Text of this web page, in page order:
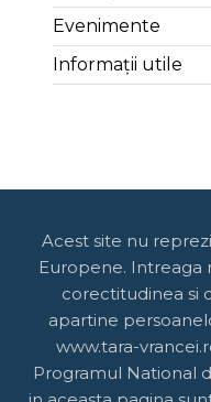
Evenimente
Informații utile
Acest site nu
Europene. Intreaga
corectitudinea si
apartine
www.tara-
Programul National